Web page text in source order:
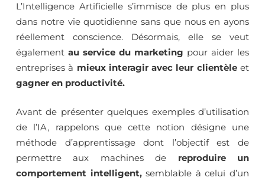
L’Intelligence Artificielle s’immisce de plus en plus
dans notre vie quotidienne sans que nous en ayons
réellement conscience. Désormais, elle se veut
également au service du marketing pour aider les
entreprises à mieux interagir avec leur clientèleet
gagner en productivité.
Avant de présenter quelques exemples d’utilisation
de l’IA, rappelons que cette notion désigne une
méthode d’apprentissage dont l’objectif est de
permettre aux machines de reproduire un
comportement intelligent,semblable à celui d’un